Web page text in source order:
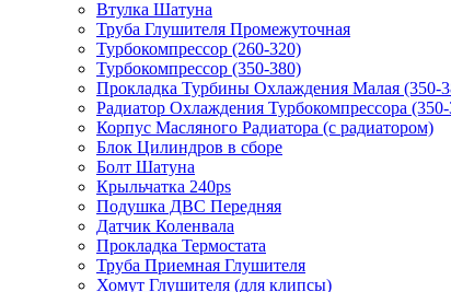
Втулка Шатуна
Труба Глушителя Промежуточная
Турбокомпрессор (260-320)
Турбокомпрессор (350-380)
Прокладка Турбины Охлаждения Малая (350-
Радиатор Охлаждения Турбокомпрессора
Корпус Масляного Радиатора (с радиатором)
Блок Цилиндров в сборе
Болт Шатуна
Крыльчатка 240ps
Подушка ДВС Передняя
Датчик Коленвала
Прокладка Термостата
Труба Приемная Глушителя
Хомут Глушителя (для клипсы)